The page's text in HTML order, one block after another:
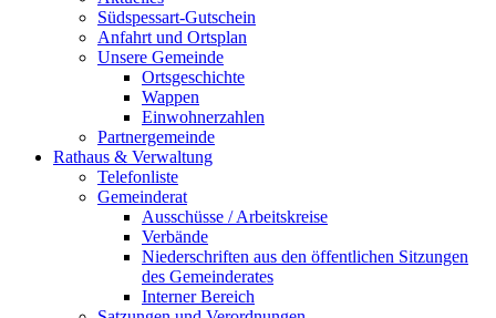
Südspessart-Gutschein
Anfahrt und Ortsplan
Unsere Gemeinde
Ortsgeschichte
Wappen
Einwohnerzahlen
Partnergemeinde
Rathaus & Verwaltung
Telefonliste
Gemeinderat
Ausschüsse / Arbeitskreise
Verbände
Niederschriften aus den öffentlichen Sitzungen
des Gemeinderates
Interner Bereich